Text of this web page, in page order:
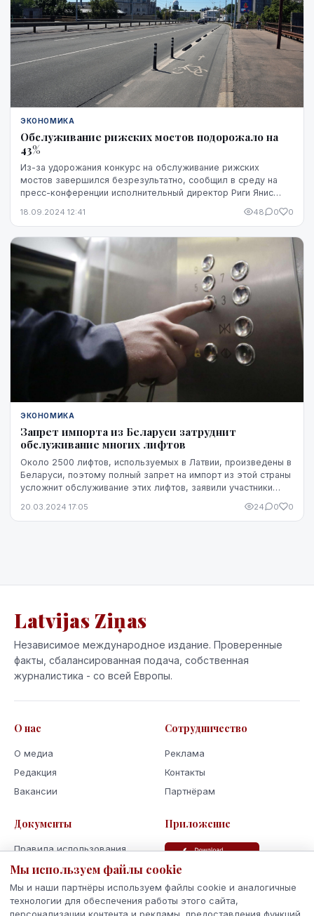
ЭКОНОМИКА
Обслуживание рижских мостов подорожало на
43%
Из-за удорожания конкурс на обслуживание рижских
мостов завершился безрезультатно, сообщил в среду на
пресс-конференции исполнительный директор Риги Янис
18.09.2024 12:41 48 0 0
ЭКОНОМИКА
Запрет импорта из Беларуси затруднит
обслуживание многих лифтов
Около 2500 лифтов, используемых в Латвии, произведены в
Беларуси, поэтому полный запрет на импорт из этой страны
усложнит обслуживание этих лифтов, заявили участники
20.03.2024 17:05 24 0 0
Latvijas Ziņas
Независимое международное издание. Проверенные
факты, сбалансированная подача, собственная
журналистика - со всей Европы.
О нас
О медиа
Редакция
Вакансии
Сотрудничество
Реклама
Контакты
Партнёрам
Документы
Правила использования
Политика
Использование cookie
Приложение
Мы используем файлы cookie
Мы и наши партнёры используем файлы cookie и аналогичные
технологии для обеспечения работы этого сайта,